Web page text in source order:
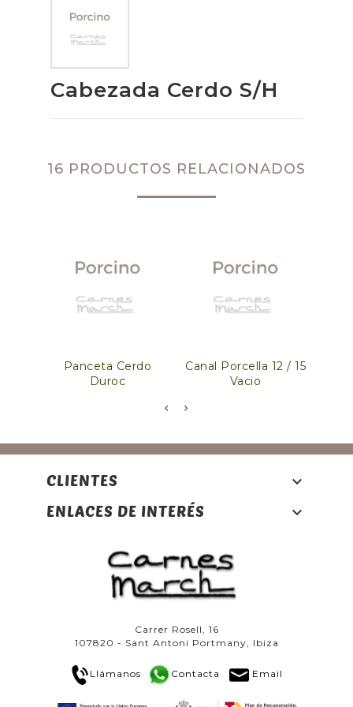
Cabezada Cerdo S/H
16 PRODUCTOS RELACIONADOS
Panceta Cerdo
Duroc
Canal Porcella 12 / 15
Vacio
CLIENTES

ENLACES DE INTERÉS

Carrer Rosell, 16
107820 - Sant Antoni Portmany, Ibiza
Llámanos Contacta Email